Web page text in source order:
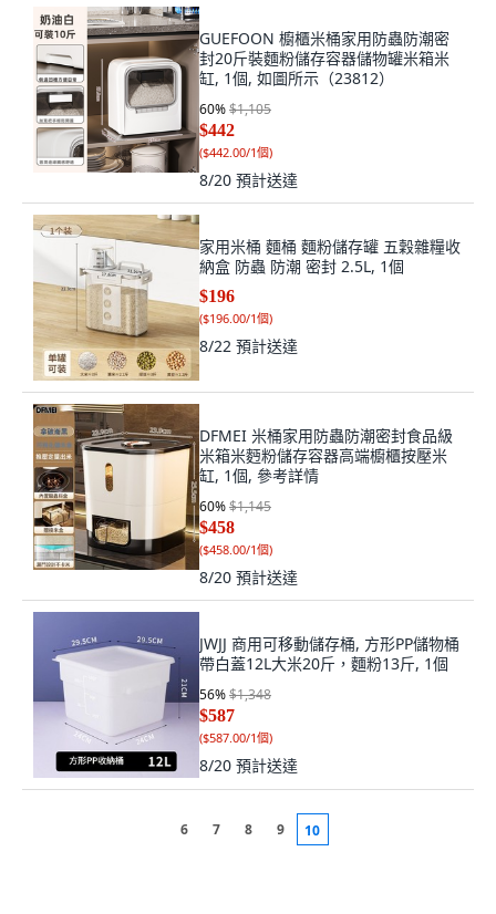
GUEFOON 櫥櫃米桶家用防蟲防潮密
封20斤裝麵粉儲存容器儲物罐米箱米
缸, 1個, 如圖所示（23812）
60%$1,105
$442
($442.00/1個)
8/20 預計送達
家用米桶 麵桶 麵粉儲存罐 五穀雜糧收
納盒 防蟲 防潮 密封 2.5L, 1個
$196
($196.00/1個)
8/22 預計送達
DFMEI 米桶家用防蟲防潮密封食品級
米箱米麪粉儲存容器高端櫥櫃按壓米
缸, 1個, 參考詳情
60%$1,145
$458
($458.00/1個)
8/20 預計送達
JWJJ 商用可移動儲存桶, 方形PP儲物桶
帶白蓋12L大米20斤，麵粉13斤, 1個
56%$1,348
$587
($587.00/1個)
8/20 預計送達
6 7 8 9 10